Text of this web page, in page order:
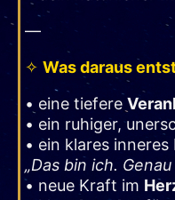
—
✧ Was daraus
• eine tiefere
• ein ruhiger,
• ein klares inneres
„Das bin ich.
• neue Kraft im